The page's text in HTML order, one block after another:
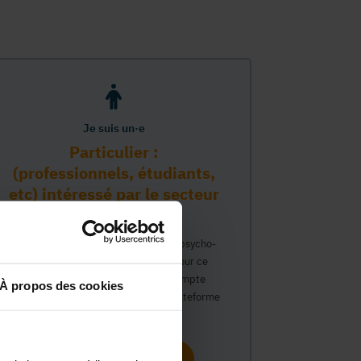
À propos des cookies
Je suis un·e
Particulier :
(professionnels, étudiants,
etc) intéressé par le secteur
PMS
Vous travaillez déjà dans le secteur psycho-
médico-social ou avez un intérêt pour ce
secteur et souhaitez obtenir un compte
personnel pour interagir sur notre plateforme